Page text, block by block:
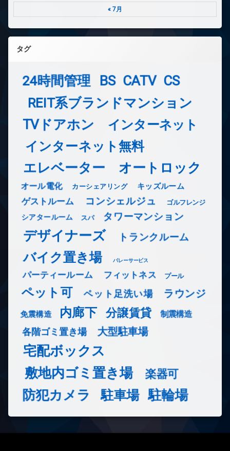
« 7月
タグ
24時間管理 BS CATV CS
REIT系ブランドマンション
TVドアホン インターネット
インターネット無料
エレベーター オートロック
オール電化 カーシェアリング キッズルーム
ゲストルーム コンシェルジュ ゴルフレンジ
シアタールーム スパ タワーマンション
デザイナーズ トランクルーム
バイク置き場 バレーサービス
パーティールーム フィットネス プール
ペット可 ペット足洗い場 ラウンジ
免震構造 内廊下 分譲賃貸 制震構造
各階ゴミ置き場 大型駐車場
宅配ボックス
敷地内ゴミ置き場
楽器可
防犯カメラ 駐車場 駐輪場